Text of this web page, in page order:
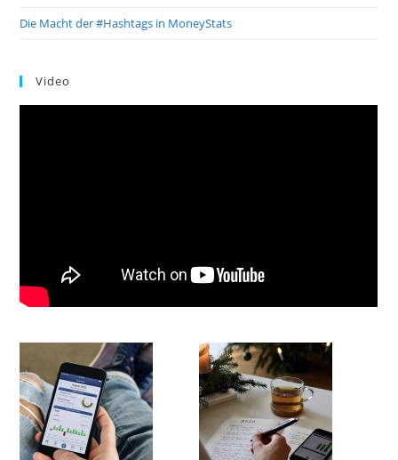
Die Macht der #Hashtags in MoneyStats
Video